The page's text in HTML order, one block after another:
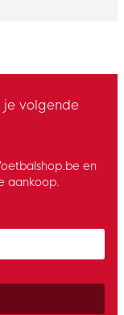
je volgende
en
aankoop.
to subscribe to